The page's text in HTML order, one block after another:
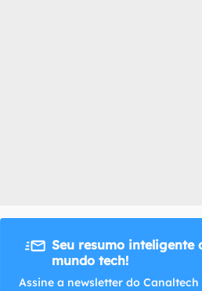
Seu resumo inteligente
mundo tech!
Assine a newsletter do Canaltech